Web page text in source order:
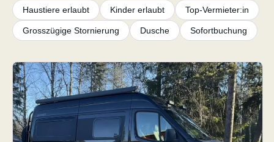
Haustiere erlaubt Kinder erlaubt Top-Vermieter:in
Grosszügige Stornierung Dusche Sofortbuchung